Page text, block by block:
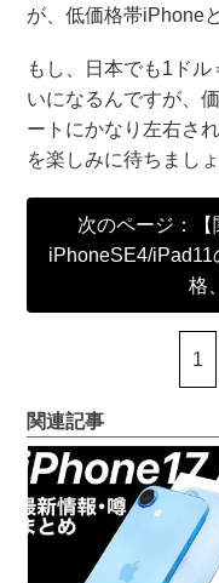
が、低価格帯iPhone
もし、日本でも1ド
いになるんですが、
ートにかなり左右さ
を楽しみに待ちましょ
次のページ：【
iPhoneSE4/iPad11
格
1
関連記事